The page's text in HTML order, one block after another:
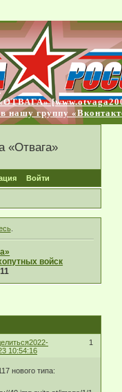
нашу группу
Войти
.
войск
1
2022-
10:54:16
нового типа: